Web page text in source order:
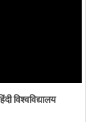
विश्वविद्यालय